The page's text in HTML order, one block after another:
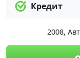
Кредит
2008,